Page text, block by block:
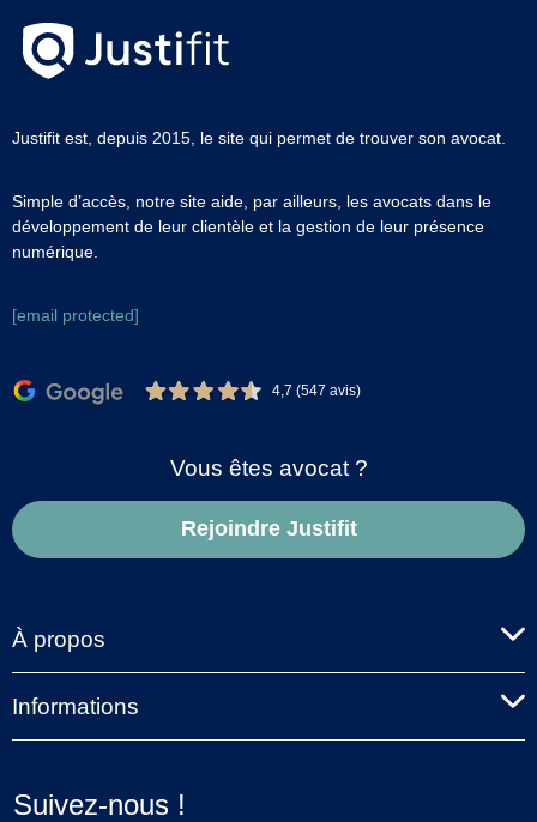
Justifit est, depuis 2015, le site qui permet de trouver son avocat.
Simple d’accès, notre site aide, par ailleurs, les avocats dans le
développement de leur clientèle et la gestion de leur présence
numérique.
[email protected]
4,7 (547 avis)
Vous êtes avocat ?
Rejoindre Justifit
À propos
Informations
Suivez-nous !